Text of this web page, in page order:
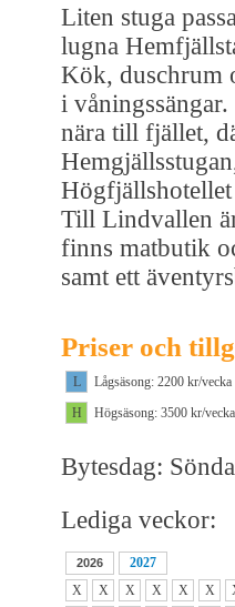
Liten stuga
lugna
Kök, duschrum
i
nära till fjället,
Till Lindvallen
finns matbutik
samt ett
Priser och
L
Lågsäsong: 2200 kr/vecka
H
Högsäsong: 3500 kr/vecka
Bytesdag:
Lediga veckor:
2026
2027
X
X X X X X